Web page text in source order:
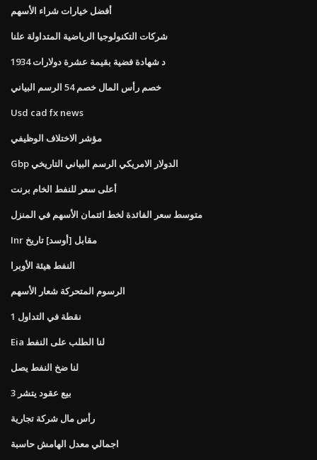
أفضل خيارات شراء الأسهم
شركات التكنولوجيا الرياضية المتداولة علنا
1934 د شهادة فضية بقيمة عشرة دولارات
خصم رأس المال خصم 54 الرسم البياني
Usd cad fx news
مؤشر الاختلاف الوظيفي
Gbp الدولار الامريكي الرسم البياني التاريخي
أعلى سعر للنفط الخام برنت
متوسط ​​سعر الفائدة لخط ائتمان الأسهم في المنزل
Inr مقابل [أوسد] تاريخ
النفط هيئة الأوبرا
الرسوم المتحركة شعار الأسهم
1 نقطة في التداول
Eia لنا الطلب على النفط
لنا ضخ النفط يصل
بيع عقود يتشر 3
رأس مال شركة تجارية
اجمالي معدل الهامش حاسبة